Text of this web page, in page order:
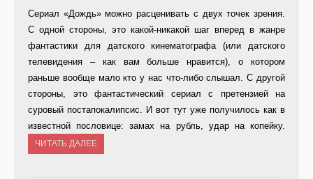
Сериал «Дождь» можно расценивать с двух точек зрения.
С одной стороны, это какой-никакой шаг вперед в жанре
фантастики для датского кинематографа (или датского
телевидения – как вам больше нравится), о котором
раньше вообще мало кто у нас что-либо слышал. С другой
стороны, это фантастический сериал с претензией на
суровый постапокалипсис. И вот тут уже получилось как в
известной пословице: замах на рубль, удар на копейку.
ЧИТАТЬ ДАЛЕЕ